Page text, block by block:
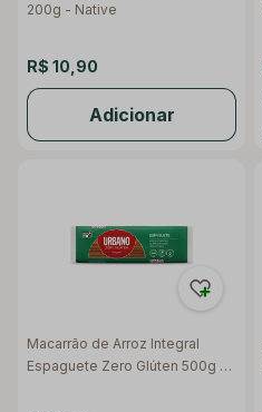
200g - Native
R$ 10,90
Adicionar
Macarrão de Arroz Integral
Espaguete Zero Glúten 500g -